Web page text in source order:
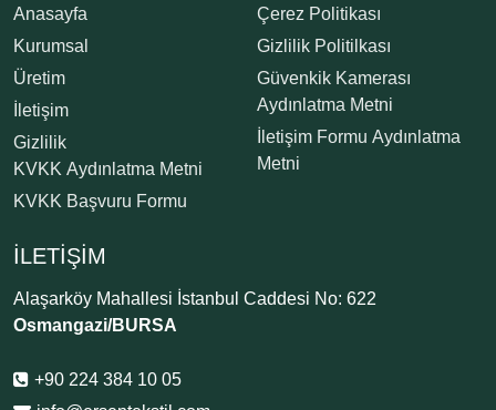
Anasayfa
Kurumsal
Üretim
İletişim
Gizlilik
KVKK Aydınlatma Metni
KVKK Başvuru Formu
Çerez Politikası
Gizlilik Politilkası
Güvenkik Kamerası
Aydınlatma Metni
İletişim Formu Aydınlatma
Metni
İLETIŞIM
Alaşarköy Mahallesi İstanbul Caddesi No: 622
Osmangazi/BURSA
+90 224 384 10 05